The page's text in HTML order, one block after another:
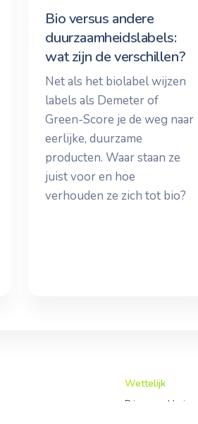
Bio versus andere
duurzaamheidslabels:
wat zijn de verschillen?
Net als het biolabel wijzen
labels als Demeter of
Green-Score je de weg naar
eerlijke, duurzame
producten. Waar staan ze
juist voor en hoe
verhouden ze zich tot bio?
Wettelijk
Privacyverklaring